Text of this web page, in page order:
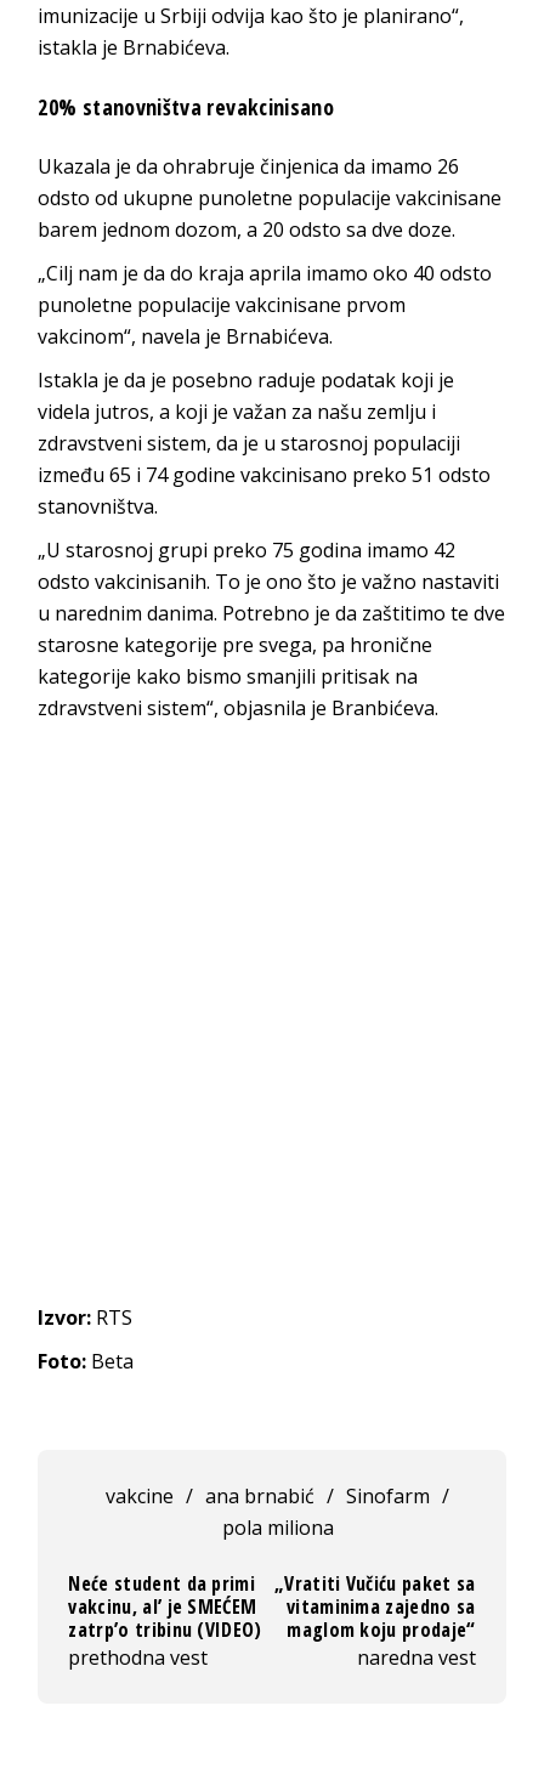
imunizacije u Srbiji odvija kao što je planirano“,
istakla je Brnabićeva.
20% stanovništva revakcinisano
Ukazala je da ohrabruje činjenica da imamo 26
odsto od ukupne punoletne populacije vakcinisane
barem jednom dozom, a 20 odsto sa dve doze.
„Cilj nam je da do kraja aprila imamo oko 40 odsto
punoletne populacije vakcinisane prvom
vakcinom“, navela je Brnabićeva.
Istakla je da je posebno raduje podatak koji je
videla jutros, a koji je važan za našu zemlju i
zdravstveni sistem, da je u starosnoj populaciji
između 65 i 74 godine vakcinisano preko 51 odsto
stanovništva.
„U starosnoj grupi preko 75 godina imamo 42
odsto vakcinisanih. To je ono što je važno nastaviti
u narednim danima. Potrebno je da zaštitimo te dve
starosne kategorije pre svega, pa hronične
kategorije kako bismo smanjili pritisak na
zdravstveni sistem“, objasnila je Branbićeva.
Izvor: RTS
Foto: Beta
vakcine / ana brnabić / Sinofarm /
pola miliona
Neće student da primi
vakcinu, al’ je SMEĆEM
zatrp’o tribinu (VIDEO)
prethodna vest
„Vratiti Vučiću paket sa
vitaminima zajedno sa
maglom koju prodaje“
naredna vest